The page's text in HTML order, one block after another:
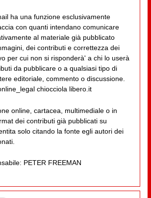
ha una funzione esclusivamente
con quanti intendano comunicare
al materiale già pubblicato
dei contributi e correttezza dei
per cui non si risponderà' a chi lo userà
da pubblicare o a qualsiasi tipo di
editoriale, commento o discussione.
chiocciola libero.it
online, cartacea, multimediale o in
dei contributi già pubblicati su
solo citando la fonte egli autori dei
PETER FREEMAN